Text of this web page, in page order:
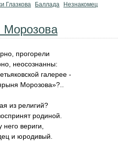
Глазкова Баллада Незнакомец
Морозова
прогорели
неосознанны:
галерее -
Морозова»?..
из религий?
родиной.
вериги,
и юродивый.